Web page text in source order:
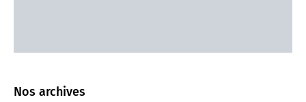
Nos archives